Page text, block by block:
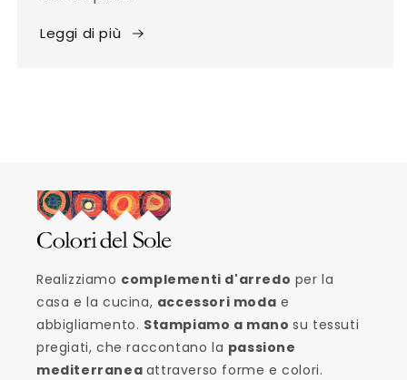
Leggi di più
Realizziamo complementi d'arredo per la
casa e la cucina, accessori moda e
abbigliamento. Stampiamo a manosu tessuti
pregiati, che raccontano la passione
mediterranea attraverso forme e colori.